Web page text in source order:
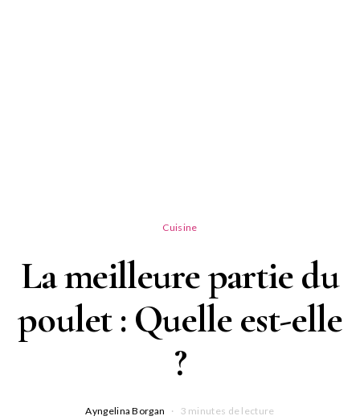
Cuisine
La meilleure partie du
poulet : Quelle est-elle
?
Ayngelina Borgan 3 minutes de lecture